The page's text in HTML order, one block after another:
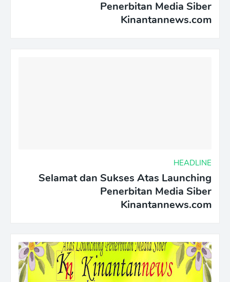
Penerbitan Media Siber
Kinantannews.com
HEADLINE
Selamat dan Sukses Atas Launching
Penerbitan Media Siber
Kinantannews.com